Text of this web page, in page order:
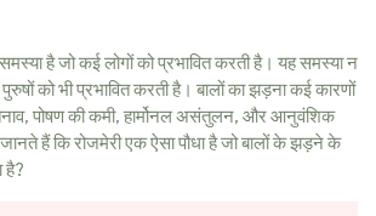
है जो कई लोगों को प्रभावित करती है। यह समस्या न
को भी प्रभावित करती है। बालों का झड़ना कई कारणों
पोषण की कमी, हार्मोनल असंतुलन, और आनुवंशिक
हैं कि रोजमेरी एक ऐसा पौधा है जो बालों के झड़ने के
है?